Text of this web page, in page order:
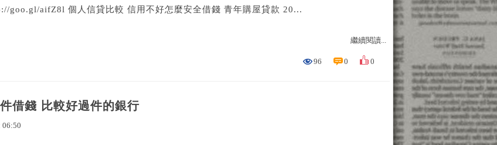
goo.gl/aifZ8l 個人信貸比較 信用不好怎麼安全借錢 青年購屋貸款 20...
繼續閱讀...
96 0 0
借錢 比較好過件的銀行
06:50